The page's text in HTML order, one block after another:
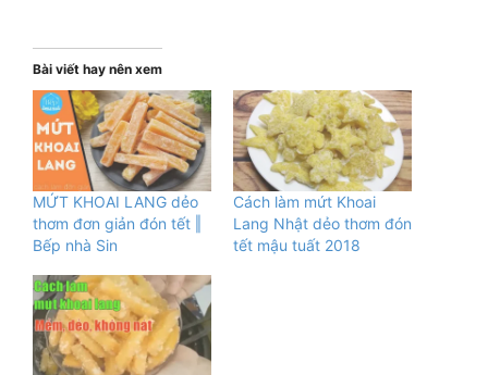
Bài viết hay nên xem
MỨT KHOAI LANG dẻo
thơm đơn giản đón tết ‖
Bếp nhà Sin
Cách làm mứt Khoai
Lang Nhật dẻo thơm đón
tết mậu tuất 2018